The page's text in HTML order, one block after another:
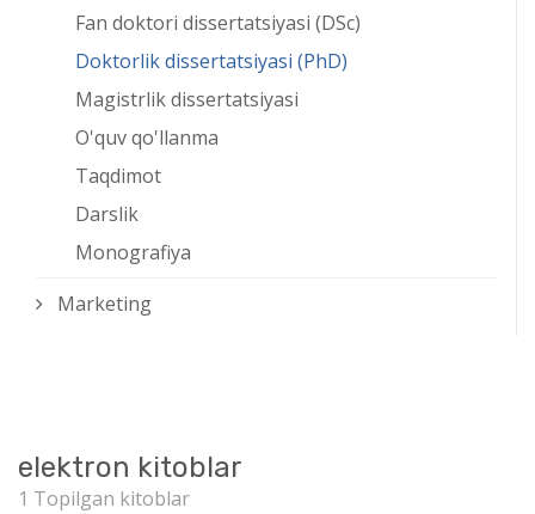
Fan doktori dissertatsiyasi (DSc)
Doktorlik dissertatsiyasi (PhD)
Magistrlik dissertatsiyasi
O'quv qo'llanma
Taqdimot
Darslik
Monografiya
Marketing
elektron kitoblar
1 Topilgan kitoblar